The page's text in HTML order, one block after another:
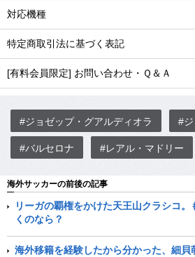
対応機種
特定商取引法に基づく表記
[有料会員限定] お問い合わせ・Ｑ＆Ａ
#ジョゼップ・グアルディオラ #
#バルセロナ #レアル・マドリー
海外サッカーの前後の記事
リーガの覇権をかけた天王山クラシコ
くのなら？
海外移籍を経験したから分かった、細